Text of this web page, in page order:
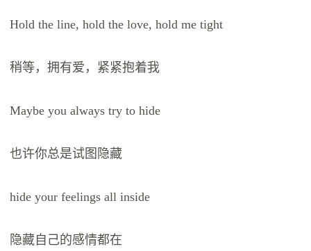
Hold the line, hold the love, hold me tight
稍等，拥有爱，紧紧抱着我
Maybe you always try to hide
也许你总是试图隐藏
hide your feelings all inside
隐藏自己的感情都在